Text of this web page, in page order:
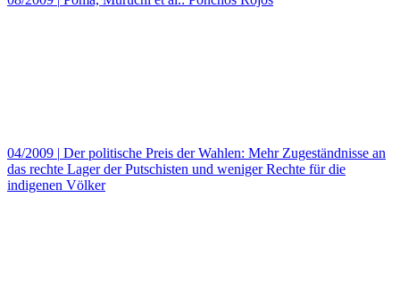
04/2009 | Der politische Preis der Wahlen: Mehr Zugeständnisse an
das rechte Lager der Putschisten und weniger Rechte für die
indigenen Völker